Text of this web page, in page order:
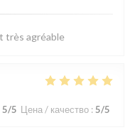
très agréable
5/5 Цена / качество : 5/5